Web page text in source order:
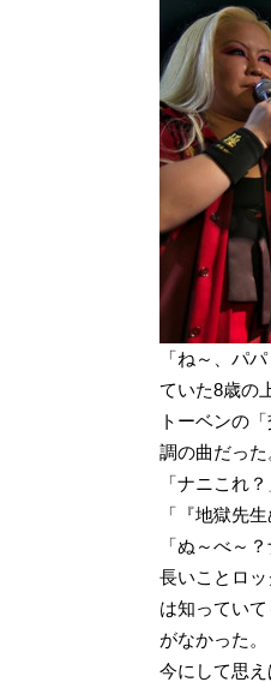
「ね～、パ
ていた8歳の
トーベンの
調の曲だった
「ナニこれ
「『地獄先
「ぬ～べ～
長いことロ
は知ってい
がなかった。
今にして思